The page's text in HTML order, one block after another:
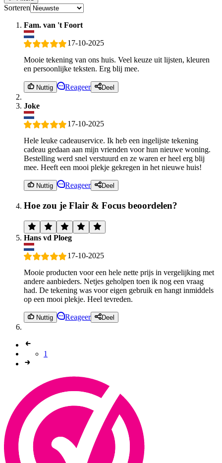
Sorteren
Fam. van 't Foort
17-10-2025
Mooie tekening van ons huis. Veel keuze uit lijsten, kleuren
en persoonlijke teksten. Erg blij mee.
Nuttig Reageer Deel
Joke
17-10-2025
Hele leuke cadeauservice. Ik heb een ingelijste tekening
cadeau gedaan aan mijn vrienden voor hun nieuwe woning.
Bestelling werd snel verstuurd en ze waren er heel erg blij
mee. Heeft een mooi plekje gekregen in het nieuwe huis!
Nuttig Reageer Deel
Hoe zou je Flair & Focus beoordelen?
Hans vd Ploeg
17-10-2025
Mooie producten voor een hele nette prijs in vergelijking met
andere aanbieders. Netjes geholpen toen ik nog een vraag
had. De tekening was voor eigen gebruik en hangt inmiddels
op een mooi plekje. Heel tevreden.
Nuttig Reageer Deel
1